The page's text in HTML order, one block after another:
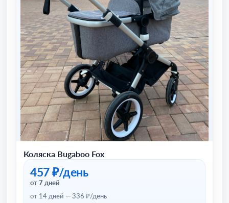
Коляска Bugaboo Fox
457 ₽/день
от 7 дней
от 14 дней — 336 ₽/день